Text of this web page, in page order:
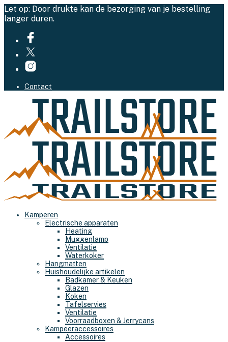
Let op: Door drukte kan de bezorging van je bestelling
langer duren.
Contact
Kamperen
Electrische apparaten
Heating
Muggenlamp
Ventilatie
Waterkoker
Hangmatten
Huishoudelijke artikelen
Badkamer & Keuken
Glazen
Koken
Tafelservies
Ventilatie
Voorraadboxen & Jerrycans
Kampeeraccessoires
Accessoires